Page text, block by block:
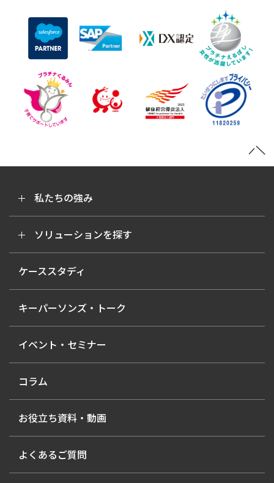
私たちの強み
ソリューションを探す
ケーススタディ
キーパーソンズ・トーク
イベント・セミナー
コラム
お役立ち資料・動画
よくあるご質問